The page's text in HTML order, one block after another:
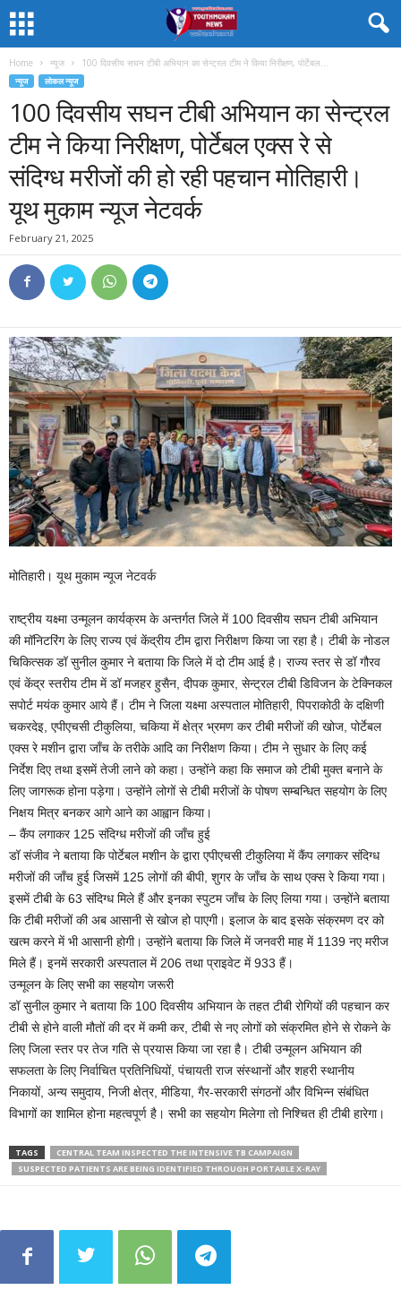
Home न्यूज 100 दिवसीय सघन टीबी अभियान का सेन्ट्रल टीम ने किया निरीक्षण, पोर्टेबल...
न्यूज लोकल न्यूज
100 दिवसीय सघन टीबी अभियान का सेन्ट्रल
टीम ने किया निरीक्षण, पोर्टेबल एक्स रे से
संदिग्ध मरीजों की हो रही पहचान मोतिहारी।
यूथ मुकाम न्यूज नेटवर्क
February 21, 2025
मोतिहारी। यूथ मुकाम न्यूज नेटवर्क
राष्ट्रीय यक्ष्मा उन्मूलन कार्यक्रम के अन्तर्गत जिले में 100 दिवसीय सघन टीबी अभियान
की मॉनिटरिंग के लिए राज्य एवं केंद्रीय टीम द्वारा निरीक्षण किया जा रहा है। टीबी के नोडल
चिकित्सक डॉ सुनील कुमार ने बताया कि जिले में दो टीम आई है। राज्य स्तर से डॉ गौरव
एवं केंद्र स्तरीय टीम में डॉ मजहर हुसैन, दीपक कुमार, सेन्ट्रल टीबी डिविजन के टेक्निकल
सपोर्ट मयंक कुमार आये हैं। टीम ने जिला यक्ष्मा अस्पताल मोतिहारी, पिपराकोठी के दक्षिणी
चकरदेइ, एपीएचसी टीकुलिया, चकिया में क्षेत्र भ्रमण कर टीबी मरीजों की खोज, पोर्टेबल
एक्स रे मशीन द्वारा जाँच के तरीके आदि का निरीक्षण किया। टीम ने सुधार के लिए कई
निर्देश दिए तथा इसमें तेजी लाने को कहा। उन्होंने कहा कि समाज को टीबी मुक्त बनाने के
लिए जागरूक होना पड़ेगा। उन्होंने लोगों से टीबी मरीजों के पोषण सम्बन्धित सहयोग के लिए
निक्षय मित्र बनकर आगे आने का आह्वान किया।
– कैंप लगाकर 125 संदिग्ध मरीजों की जाँच हुई
डॉ संजीव ने बताया कि पोर्टेबल मशीन के द्वारा एपीएचसी टीकुलिया में कैंप लगाकर संदिग्ध
मरीजों की जाँच हुई जिसमें 125 लोगों की बीपी, शुगर के जाँच के साथ एक्स रे किया गया।
इसमें टीबी के 63 संदिग्ध मिले हैं और इनका स्पुटम जाँच के लिए लिया गया। उन्होंने बताया
कि टीबी मरीजों की अब आसानी से खोज हो पाएगी। इलाज के बाद इसके संक्रमण दर को
खत्म करने में भी आसानी होगी। उन्होंने बताया कि जिले में जनवरी माह में 1139 नए मरीज
मिले हैं। इनमें सरकारी अस्पताल में 206 तथा प्राइवेट में 933 हैं।
उन्मूलन के लिए सभी का सहयोग जरूरी
डॉ सुनील कुमार ने बताया कि 100 दिवसीय अभियान के तहत टीबी रोगियों की पहचान कर
टीबी से होने वाली मौतों की दर में कमी कर, टीबी से नए लोगों को संक्रमित होने से रोकने के
लिए जिला स्तर पर तेज गति से प्रयास किया जा रहा है। टीबी उन्मूलन अभियान की
सफलता के लिए निर्वाचित प्रतिनिधियों, पंचायती राज संस्थानों और शहरी स्थानीय
निकायों, अन्य समुदाय, निजी क्षेत्र, मीडिया, गैर-सरकारी संगठनों और विभिन्न संबंधित
विभागों का शामिल होना महत्वपूर्ण है। सभी का सहयोग मिलेगा तो निश्चित ही टीबी हारेगा।
TAGS
CENTRAL TEAM INSPECTED THE INTENSIVE TB CAMPAIGN
SUSPECTED PATIENTS ARE BEING IDENTIFIED THROUGH PORTABLE X-RAY